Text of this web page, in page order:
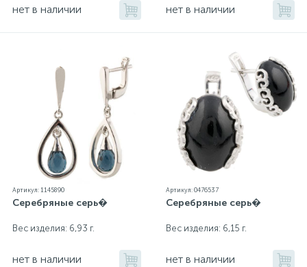
нет в наличии нет в наличии
Артикул: 1145890
Серебряные серь�
Вес изделия: 6,93 г.
нет в наличии
Артикул: 0476537
Серебряные серь�
Вес изделия: 6,15 г.
нет в наличии